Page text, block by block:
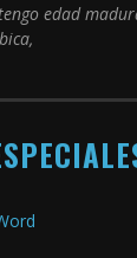
edad